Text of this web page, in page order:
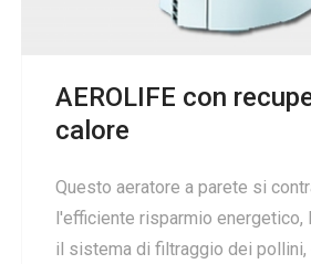
AEROLIFE con
calore
Questo aeratore a parete si
l'efficiente risparmio energetico,
il sistema di filtraggio dei